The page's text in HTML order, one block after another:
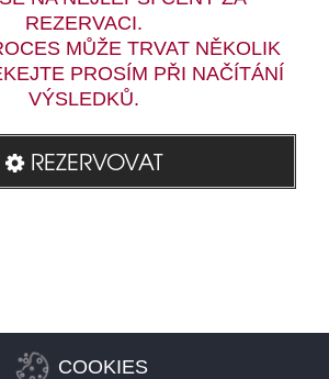
REZERVACI.
MŮŽE TRVAT NĚKOLIK
PROSÍM PŘI NAČÍTÁNÍ
VÝSLEDKŮ.
REZERVOVAT
COOKIES